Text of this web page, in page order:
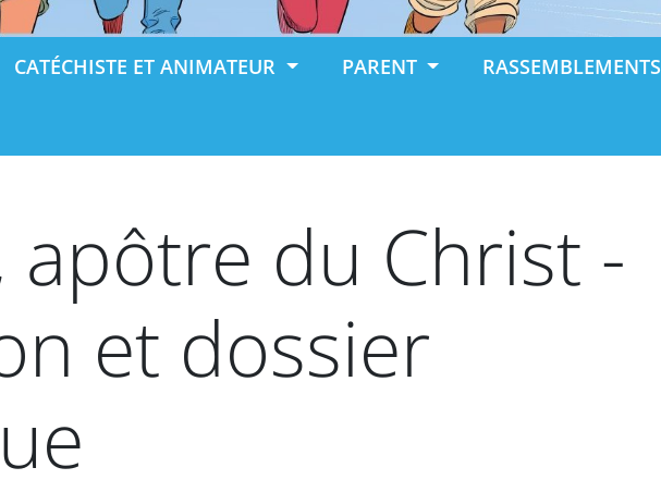
CATÉCHISTE ET ANIMATEUR PARENT RASSEMBLEMENTS
apôtre du Christ -
et dossier